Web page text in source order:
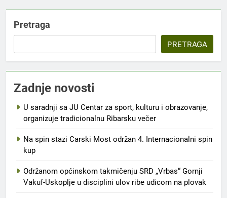
Pretraga
PRETRAGA
Zadnje novosti
U saradnji sa JU Centar za sport, kulturu i obrazovanje,
organizuje tradicionalnu Ribarsku večer
Na spin stazi Carski Most održan 4. Internacionalni spin
kup
Održanom općinskom takmičenju SRD „Vrbas“ Gornji
Vakuf-Uskoplje u disciplini ulov ribe udicom na plovak